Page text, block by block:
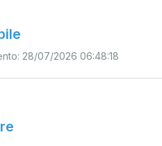
28/07/2026 06:48:18